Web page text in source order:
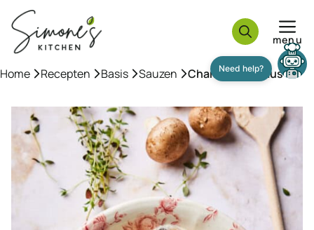
naar
inhoud
menu
Home »Recepten »Basis »Sauzen »Champignonsaus